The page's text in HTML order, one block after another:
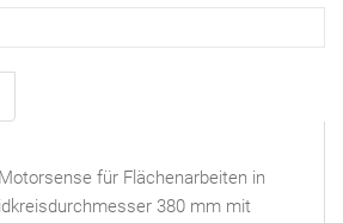
für Flächenarbeiten in
380 mm mit